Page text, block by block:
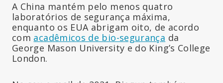
A China mantém pelo menos quatro
laboratórios de segurança máxima,
enquanto os EUA abrigam oito, de acordo
com acadêmicos de bio-segurança da
George Mason University e do King’s College
London.